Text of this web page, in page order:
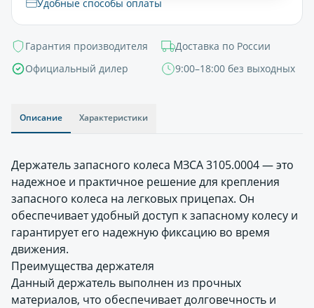
Удобные способы оплаты
Гарантия производителя
Доставка по России
Официальный дилер
9:00–18:00 без выходных
Описание Характеристики
Держатель запасного колеса МЗСА 3105.0004 — это
надежное и практичное решение для крепления
запасного колеса на легковых прицепах. Он
обеспечивает удобный доступ к запасному колесу и
гарантирует его надежную фиксацию во время
движения.
Преимущества держателя
Данный держатель выполнен из прочных
материалов, что обеспечивает долговечность и